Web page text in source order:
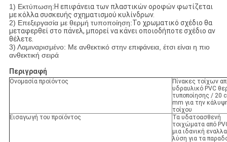
1) Εκτύπωση:Η επιφάνεια των πλαστικών οροφών φωτίζεται
με κόλλα συσκευής σχηματισμού κυλίνδρων.
2) Επεξεργασία με θερμή τυποποίηση:Το χρωματικό σχέδιο θα
μεταφερθεί στο πάνελ, μπορεί να κάνει οποιοδήποτε σχέδιο αν
θέλετε.
3) Λαμιναρισμένο: Με ανθεκτικό στην επιφάνεια, έτσι είναι η πιο
ανθεκτική σειρά
Περιγραφή
Ονομασία προϊόντος
Πίνακες τοίχων
υδραυλικό PVC
τυποποίησης / 20
mm για την
τοίχου
Εισαγωγή του προϊόντος
Τα υδατοασθενή
τοιχώματα από
μια ιδανική
λύση για τα